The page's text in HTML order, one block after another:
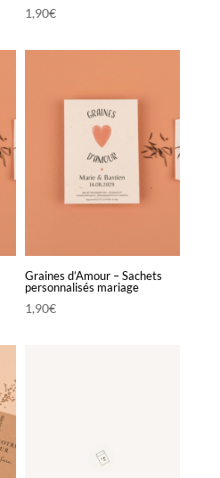
1,90€
Graines d’Amour – Sachets
personnalisés mariage
1,90€